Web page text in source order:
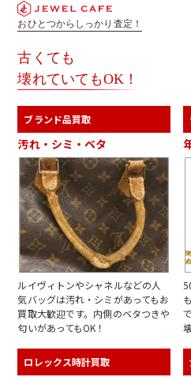
おひとつからしっかり査定！
古くても
壊れていてもOK！
ブランド品買取
汚れ・シミ・ベタ
ルイヴィトンやシャネルなどの人
気バッグは汚れ・シミがあってもお
買取大歓迎です。内側のベタつきや
匂いがあってもOK！
ロレックス時計買取